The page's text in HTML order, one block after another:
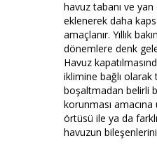
havuz tabanı ve yan
eklenerek daha
amaçlanır. Yıllık
dönemlere denk
Havuz
iklimine bağlı
boşaltmadan belirli
korunması
örtüsü ile ya da
havuzun